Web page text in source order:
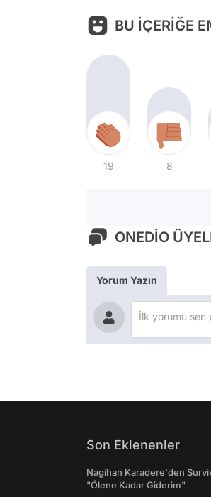
BU İÇERİĞE
19 8
ONEDİO
Yorum Yazın
Son Eklenenler
Nagihan Karadere'den
"Ölene Kadar Giderim"